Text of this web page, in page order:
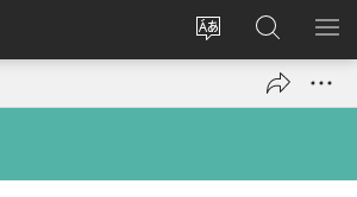
Cambiar
del sitio
Iniciar
sesión
en jw.org